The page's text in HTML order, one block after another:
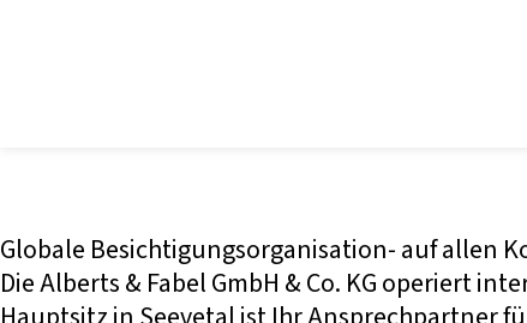
Globale Besichtigungsorganisation- auf allen
Die Alberts & Fabel GmbH & Co. KG operiert